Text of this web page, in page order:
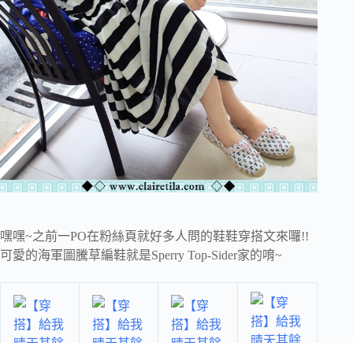
嘿嘿~之前一PO在粉絲頁就好多人問的鞋鞋穿搭文來囉!!
可愛的海軍圖騰草編鞋就是Sperry Top-Sider家的唷~